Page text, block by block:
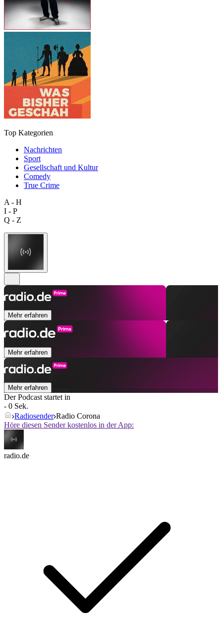
Top Kategorien
Nachrichten
Sport
Gesellschaft und Kultur
Comedy
True Crime
A - H
I - P
Q - Z
Mehr erfahren
Mehr erfahren
Mehr erfahren
Der Podcast startet in
- 0 Sek.
Radiosender Radio Corona
Höre diesen Sender kostenlos in der App:
radio.de